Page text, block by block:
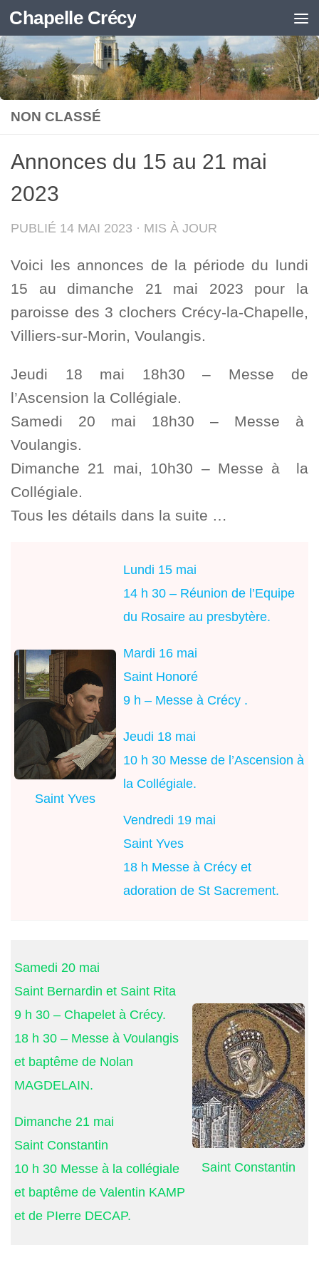
Skip to content
Chapelle Crécy
NON CLASSÉ
Annonces du 15 au 21 mai
2023
PUBLIÉ 14 MAI 2023 · MIS À JOUR
Voici les annonces de la période du lundi
15 au dimanche 21 mai 2023 pour la
paroisse des 3 clochers Crécy-la-Chapelle,
Villiers-sur-Morin, Voulangis.
Jeudi 18 mai 18h30 – Messe de
l’Ascension la Collégiale.
Samedi 20 mai 18h30 – Messe à
Voulangis.
Dimanche 21 mai, 10h30 – Messe à la
Collégiale.
Tous les détails dans la suite …
Saint Yves
Lundi 15 mai
14 h 30 – Réunion de l’Equipe
du Rosaire au presbytère.
Mardi 16 mai
Saint Honoré
9 h – Messe à Crécy .
Jeudi 18 mai
10 h 30 Messe de l’Ascension à
la Collégiale.
Vendredi 19 mai
Saint Yves
18 h Messe à Crécy et
adoration de St Sacrement.
Samedi 20 mai
Saint Bernardin et Saint Rita
9 h 30 – Chapelet à Crécy.
18 h 30 – Messe à Voulangis
et baptême de Nolan
MAGDELAIN.
Dimanche 21 mai
Saint Constantin
10 h 30 Messe à la collégiale
et baptême de Valentin KAMP
et de PIerre DECAP.
Saint Constantin